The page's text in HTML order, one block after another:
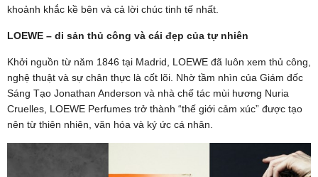
khoảnh khắc kề bên và cả lời chúc tinh tế nhất.
LOEWE – di sản thủ công và cái đẹp của tự nhiên
Khởi nguồn từ năm 1846 tại Madrid, LOEWE đã luôn xem thủ công,
nghệ thuật và sự chân thực là cốt lõi. Nhờ tầm nhìn của Giám đốc
Sáng Tạo Jonathan Anderson và nhà chế tác mùi hương Nuria
Cruelles, LOEWE Perfumes trở thành “thế giới cảm xúc” được tạo
nên từ thiên nhiên, văn hóa và ký ức cá nhân.